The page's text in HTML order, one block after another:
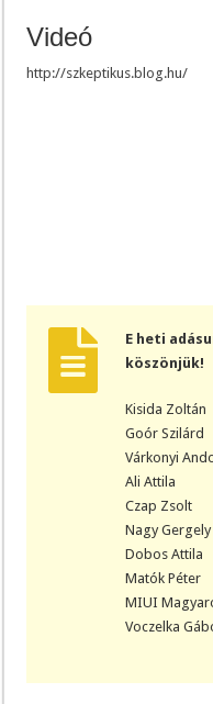
Videó
http://szkeptikus.blog.hu/
E heti
köszönjük!
Kisida Zoltán
Goór Szilárd
Várkonyi
Ali Attila
Czap Zsolt
Nagy Gergely
Dobos Attila
Matók Péter
MIUI
Voczelka